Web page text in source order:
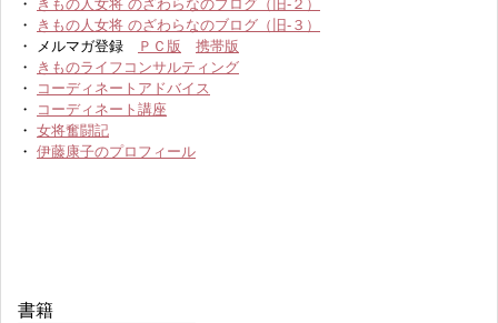
・
きもの人女将 のざわらなのブログ（旧-２）
・
きもの人女将 のざわらなのブログ（旧-３）
・ メルマガ登録
ＰＣ版
携帯版
・
きものライフコンサルティング
・
コーディネートアドバイス
・
コーディネート講座
・ 女将奮闘記
・ 伊藤康子のプロフィール
書籍